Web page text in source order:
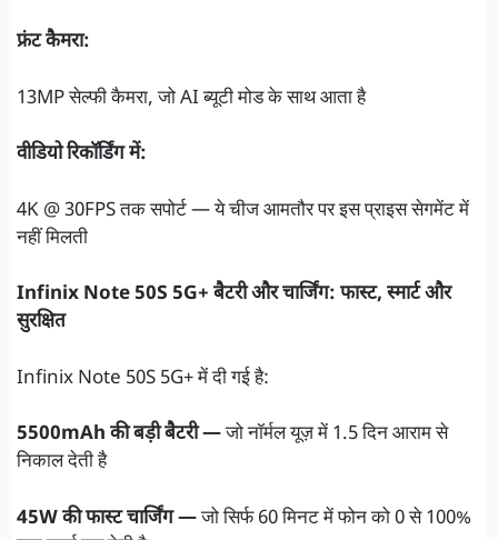
फ्रंट कैमरा:
13MP सेल्फी कैमरा, जो AI ब्यूटी मोड के साथ आता है
वीडियो रिकॉर्डिंग में:
4K @ 30FPS तक सपोर्ट — ये चीज आमतौर पर इस प्राइस सेगमेंट में
नहीं मिलती
Infinix Note 50S 5G+ बैटरी और चार्जिंग: फास्ट, स्मार्ट और
सुरक्षित
Infinix Note 50S 5G+ में दी गई है:
5500mAh की बड़ी बैटरी —जो नॉर्मल यूज़ में 1.5 दिन आराम से
निकाल देती है
45W की फास्ट चार्जिंग —जो सिर्फ 60 मिनट में फोन को 0 से 100%